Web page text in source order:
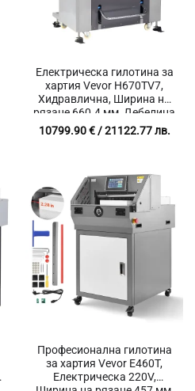
Електрическа гилотина за
хартия Vevor H670TV7,
Хидравлична, Ширина на
рязане 660.4 мм, Дебелина
до 80 мм, Тъчскрийн
10799.90€/ 21122.77 лв.
Професионална гилотина
за хартия Vevor E460T,
Електрическа 220V,